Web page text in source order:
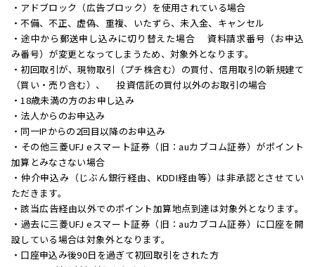
・アドブロック（広告ブロック）を使用されている場合
・不備、不正、虚偽、重複、いたずら、未入金、キャンセル
・途中から郵送申し込みに切り替えた場合 資料請求番号（お申込
み番号）が変更となってしまうため、対象外となります。
・初回取引が、現物取引（プチ株含む）の買付、信用取引の新規建て
（買い・売り含む）、 投資信託の買付以外のお取引の場合
・18歳未満の方のお申し込み
・法人からのお申込み
・同一IPからの2回目以降のお申込み
・その他三菱UFJ eスマート証券（旧：auカブコム証券）がポイント
加算とみなさない場合
・仲介申込み（じぶん銀行経由、KDDI経由等）は非承認とさせてい
ただきます。
・該当広告経由以外でのポイント加算地点到達は対象外となります。
・過去に三菱UFJ eスマート証券（旧：auカブコム証券）に口座を開
設している場合は対象外となります。
・口座申込み後90日を過ぎて初回取引をされた方